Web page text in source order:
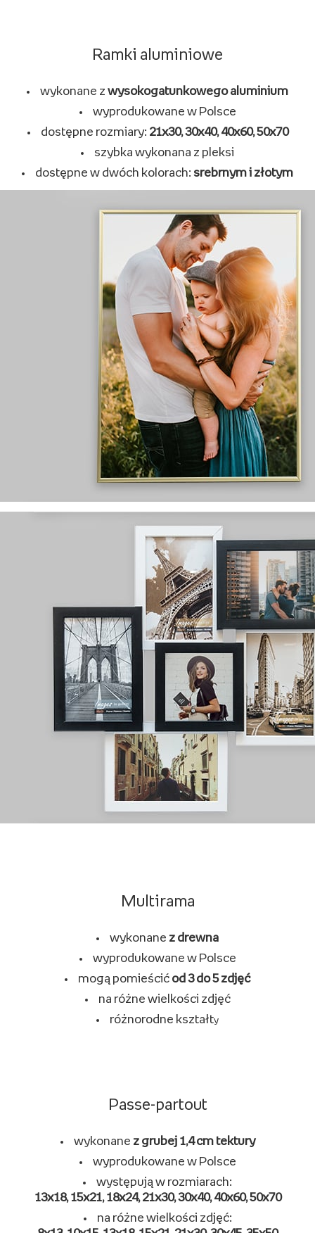
Ramki na zdjęcia klasyczne
wykonane
z naturalnego drewna
wyprodukowane w Polsce
dostępne rozmiary:
8x13, 10x15, 13x18, 15x21
szybka wykonana z pleksi
różnorodny wybórwzorów i kolorów
Ramki aluminiowe
wyprodukowane w Polsce
dostępne rozmiary:21x30, 30x40, 40x60, 50x70
szybka wykonana z pleksi
dostępne w dwóch kolorach:srebrnym i złotym